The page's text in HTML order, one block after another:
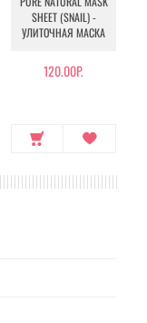
SHEET (SNAIL) -
УЛИТОЧНАЯ МАСКА
120.00Р.